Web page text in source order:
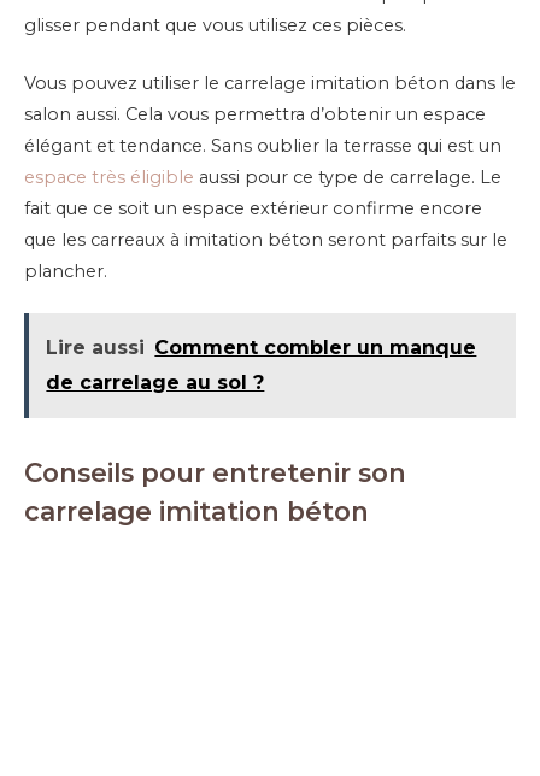
glisser pendant que vous utilisez ces pièces.
Vous pouvez utiliser le carrelage imitation béton dans le
salon aussi. Cela vous permettra d’obtenir un espace
élégant et tendance. Sans oublier la terrasse qui est un
espace très éligible aussi pour ce type de carrelage. Le
fait que ce soit un espace extérieur confirme encore
que les carreaux à imitation béton seront parfaits sur le
plancher.
Lire aussi Comment combler un manque
de carrelage au sol ?
Conseils pour entretenir son
carrelage imitation béton